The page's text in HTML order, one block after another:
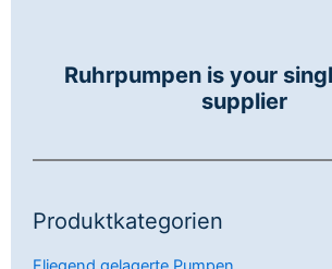
Ruhrpumpen is your
supplier
Produktkategorien